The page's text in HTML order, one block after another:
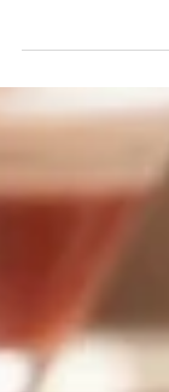
著對浪犬們炙熱的
〈台灣心輔犬培育
成為了一段人與狗